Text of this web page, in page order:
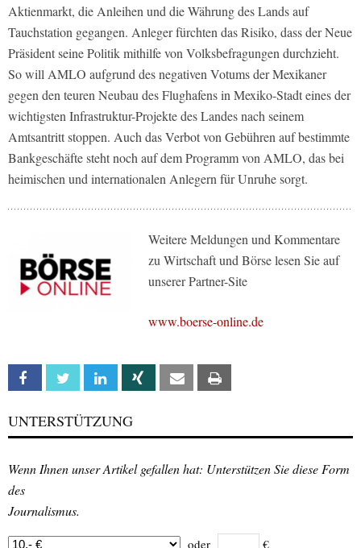
Aktienmarkt, die Anleihen und die Währung des Lands auf
Tauchstation gegangen. Anleger fürchten das Risiko, dass der Neue
Präsident seine Politik mithilfe von Volksbefragungen durchzieht.
So will AMLO aufgrund des negativen Votums der Mexikaner
gegen den teuren Neubau des Flughafens in Mexiko-Stadt eines der
wichtigsten Infrastruktur-Projekte des Landes nach seinem
Amtsantritt stoppen. Auch das Verbot von Gebühren auf bestimmte
Bankgeschäfte steht noch auf dem Programm von AMLO, das bei
heimischen und internationalen Anlegern für Unruhe sorgt. ​
Weitere Meldungen und Kommentare
zu Wirtschaft und Börse lesen Sie auf
unserer Partner-Site
www.boerse-online.de
Facebook Twitter Linkedin Xing Email
UNTERSTÜTZUNG
Wenn Ihnen unser Artikel gefallen hat: Unterstützen Sie diese Form
des
Journalismus.
oder €